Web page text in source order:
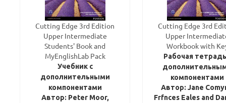
Cutting Edge 3rd Edition
Upper Intermediate
Students' Book and
MyEnglishLab Pack
Учебник с
дополнительными
компонентами
Автор: Peter Moor,
Cutting Edge 3rd
Upper
Workbook with
Рабочая
компонентами
Автор: Jane
Frfnces Eales and